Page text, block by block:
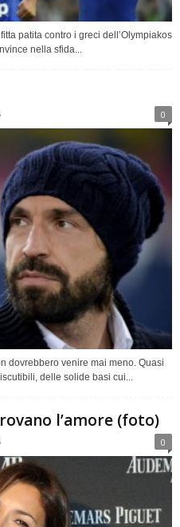
patita contro i greci dell’Olympiakos
nella sfida...
0
dovrebbero venire mai meno. Quasi
delle solide basi cui...
l’amore (foto)
0